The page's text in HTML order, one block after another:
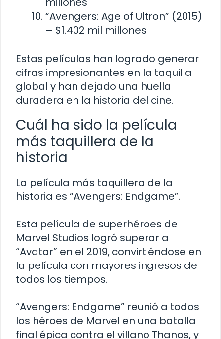
“Avengers: Age of Ultron” (2015)
– $1.402 mil millones
Estas películas han logrado generar
cifras impresionantes en la taquilla
global y han dejado una huella
duradera en la historia del cine.
Cuál ha sido la película
más taquillera de la
historia
La película más taquillera de la
historia es “Avengers: Endgame”.
Esta película de superhéroes de
Marvel Studios logró superar a
“Avatar” en el 2019, convirtiéndose en
la película con mayores ingresos de
todos los tiempos.
“Avengers: Endgame” reunió a todos
los héroes de Marvel en una batalla
final épica contra el villano Thanos, y